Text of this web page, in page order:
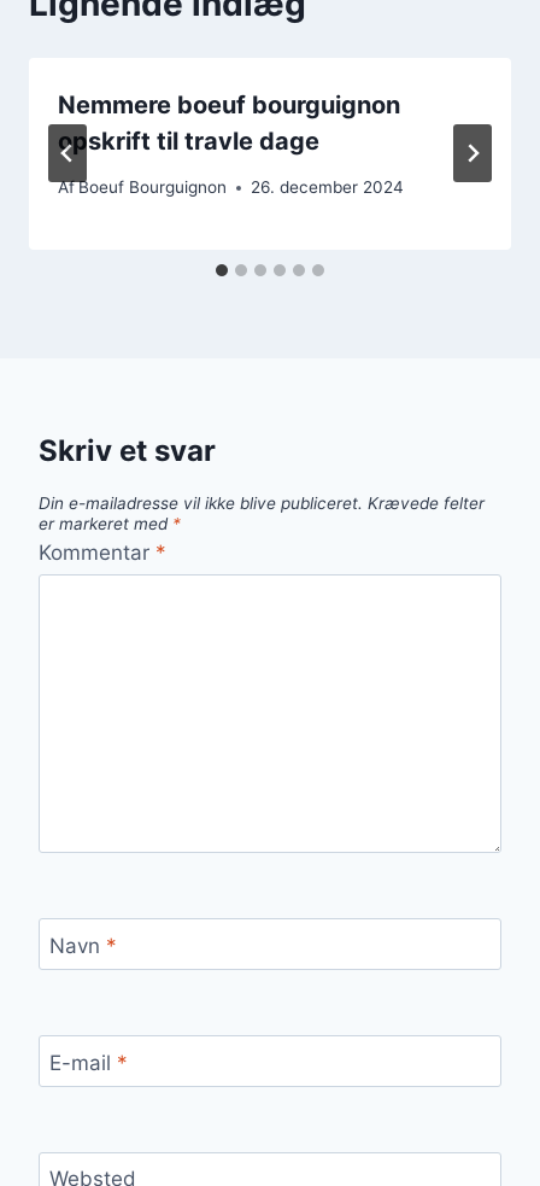
Nemmere boeuf bourguignon
opskrift til travle dage
AfBoeuf Bourguignon 26. december 2024
Skriv et svar
Din e-mailadresse vil ikke blive publiceret. Krævede felter
er markeret med *
Kommentar *
Navn *
E-mail *
Websted